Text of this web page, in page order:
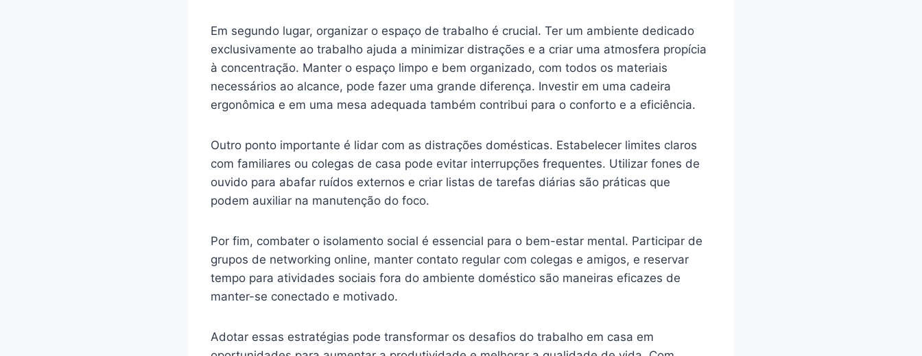
Em segundo lugar, organizar o espaço de trabalho é crucial. Ter um ambiente dedicado
exclusivamente ao trabalho ajuda a minimizar distrações e a criar uma atmosfera propícia
à concentração. Manter o espaço limpo e bem organizado, com todos os materiais
necessários ao alcance, pode fazer uma grande diferença. Investir em uma cadeira
ergonômica e em uma mesa adequada também contribui para o conforto e a eficiência.
Outro ponto importante é lidar com as distrações domésticas. Estabelecer limites claros
com familiares ou colegas de casa pode evitar interrupções frequentes. Utilizar fones de
ouvido para abafar ruídos externos e criar listas de tarefas diárias são práticas que
podem auxiliar na manutenção do foco.
Por fim, combater o isolamento social é essencial para o bem-estar mental. Participar de
grupos de networking online, manter contato regular com colegas e amigos, e reservar
tempo para atividades sociais fora do ambiente doméstico são maneiras eficazes de
manter-se conectado e motivado.
Adotar essas estratégias pode transformar os desafios do trabalho em casa em